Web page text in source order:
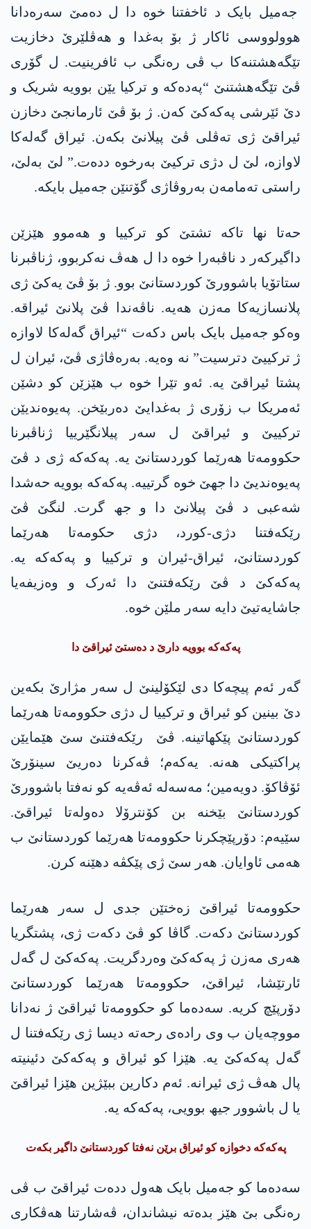
جەمیل بایک د ئاخفتنا خوە دا ل دەمێ سەرەدانا
ھوولووسی ئاکار ژ بۆ بەغدا و هەڤلێرێ دخازیت
تێگەهشتنەکا ب ڤی رەنگی ب ئافرینیت. ل گۆری
ڤێ تێگەھشتنێ “پەدەکە و ترکیا یێن بوویە شریک و
دێ ئێرشی پەکەکێ کەن. ژ بۆ ڤێ ئارمانجێ دخازن
ئیراقێ ژی تەڤلی ڤێ پیلانێ بکەن. ئیراق گەلەکا
لاوازە، لێ ل دژی ترکیێ بەرخوە ددەت.” لێ بەلێ،
راستی تەمامەن بەروڤاژی گۆتنێن جەمیل بایکە.
حەتا نھا تاکە تشتێ کو ترکییا و ھەموو ھێزێن
داگیرکەر د ناڤبەرا خوە دا ل ھەڤ نەکربوو، ژناڤبرنا
ستاتۆیا باشوورێ کوردستانێ بوو. ژ بۆ ڤێ یەکێ ژی
پلانسازیەکا مەزن ھەیە. ناڤەندا ڤێ پلانێ ئیراقە.
وەکو جەمیل بایک باس دکەت “ئیراق گەلەکا لاوازە
ژ ترکییێ دترسیت” نە وەیە. بەرەڤاژی ڤێ، ئیران ل
پشتا ئیراقێ یە. ئەو تێرا خوە ب ھێزێن کو دشێن
ئەمریکا ب زۆری ژ بەغدایێ دەربێخن. پەیوەندیێن
ترکییێ و ئیراقێ ل سەر پیلانگێرییا ژناڤبرنا
حکوومەتا ھەرێما کوردستانێ یە. پەکەکە ژی د ڤێ
پەیوەندیێ دا جھێ خوە گرتییە. پەکەکە بوویە حەشدا
شەعبی د ڤێ پیلانێ دا و جھ گرت. لنگێ ڤێ
رێکەفتنا دژی-کورد، دژی حکومەتا ھەرێما
کوردستانێ، ئیراق-ئیران و ترکییا و پەکەکە یە.
پەکەکێ د ڤێ رێکەفتنێ دا ئەرک و وەزیفەیا
جاشایەتیێ دایە سەر ملێن خوە.
پەکەکە بوویە دارێ د دەستێ ئیراقێ دا
گەر ئەم پیچەکا دی لێکۆلینێ ل سەر مژارێ بکەین
دێ بینین کو ئیراق و ترکییا ل دژی حکوومەتا ھەرێما
کوردستانێ پێکهاتینە. ڤێ رێکەفتنێ سێ ھێمایێن
پراکتیکی ھەنە. یەکەم؛ ڤەکرنا دەریێ سینۆرێ
ئۆڤاکۆ. دویەمین؛ مەسەلە ئەڤەیە کو نەفتا باشوورێ
کوردستانێ بێخنە بن کۆنترۆلا دەولەتا ئیراقێ.
سێیەم: دۆرپێچکرنا حکوومەتا ھەرێما کوردستانێ ب
ھەمی ئاوایان. ھەر سێ ژی پێکڤە دهێنە کرن.
حکوومەتا ئیراقێ زەختێن جدی ل سەر ھەرێما
کوردستانێ دکەت. گاڤا کو ڤێ دکەت ژی، پشتگریا
ھەری مەزن ژ پەکەکێ وەردگریت. پەکەکێ ل گەل
ئارتێشا، ئیراقێ، حکوومەتا ھەرێما کوردستانێ
دۆرپێچ کریە. سەدەما کو حکوومەتا ئیراقێ ژ نەدانا
مووچەیان ب وی رادەی رحەتە دیسا ژی رێکەفتنا ل
گەل پەکەکێ یە. ھێزا کو ئیراق و پەکەکێ دئینیتە
پال ھەڤ ژی ئیرانە. ئەم دکارین ببێژین ھێزا ئیراقێ
یا ل باشوور جیھ بوویی، پەکەکە یە.
پەکەکە دخوازە کو ئیراق برێن نەفتا کوردستانێ داگیر بکەت
سەدەما کو جەمیل بایک ھەول ددەت ئیراقێ ب ڤی
رەنگی بێ ھێز بدەتە نیشاندان، ڤەشارتنا ھەڤکاری